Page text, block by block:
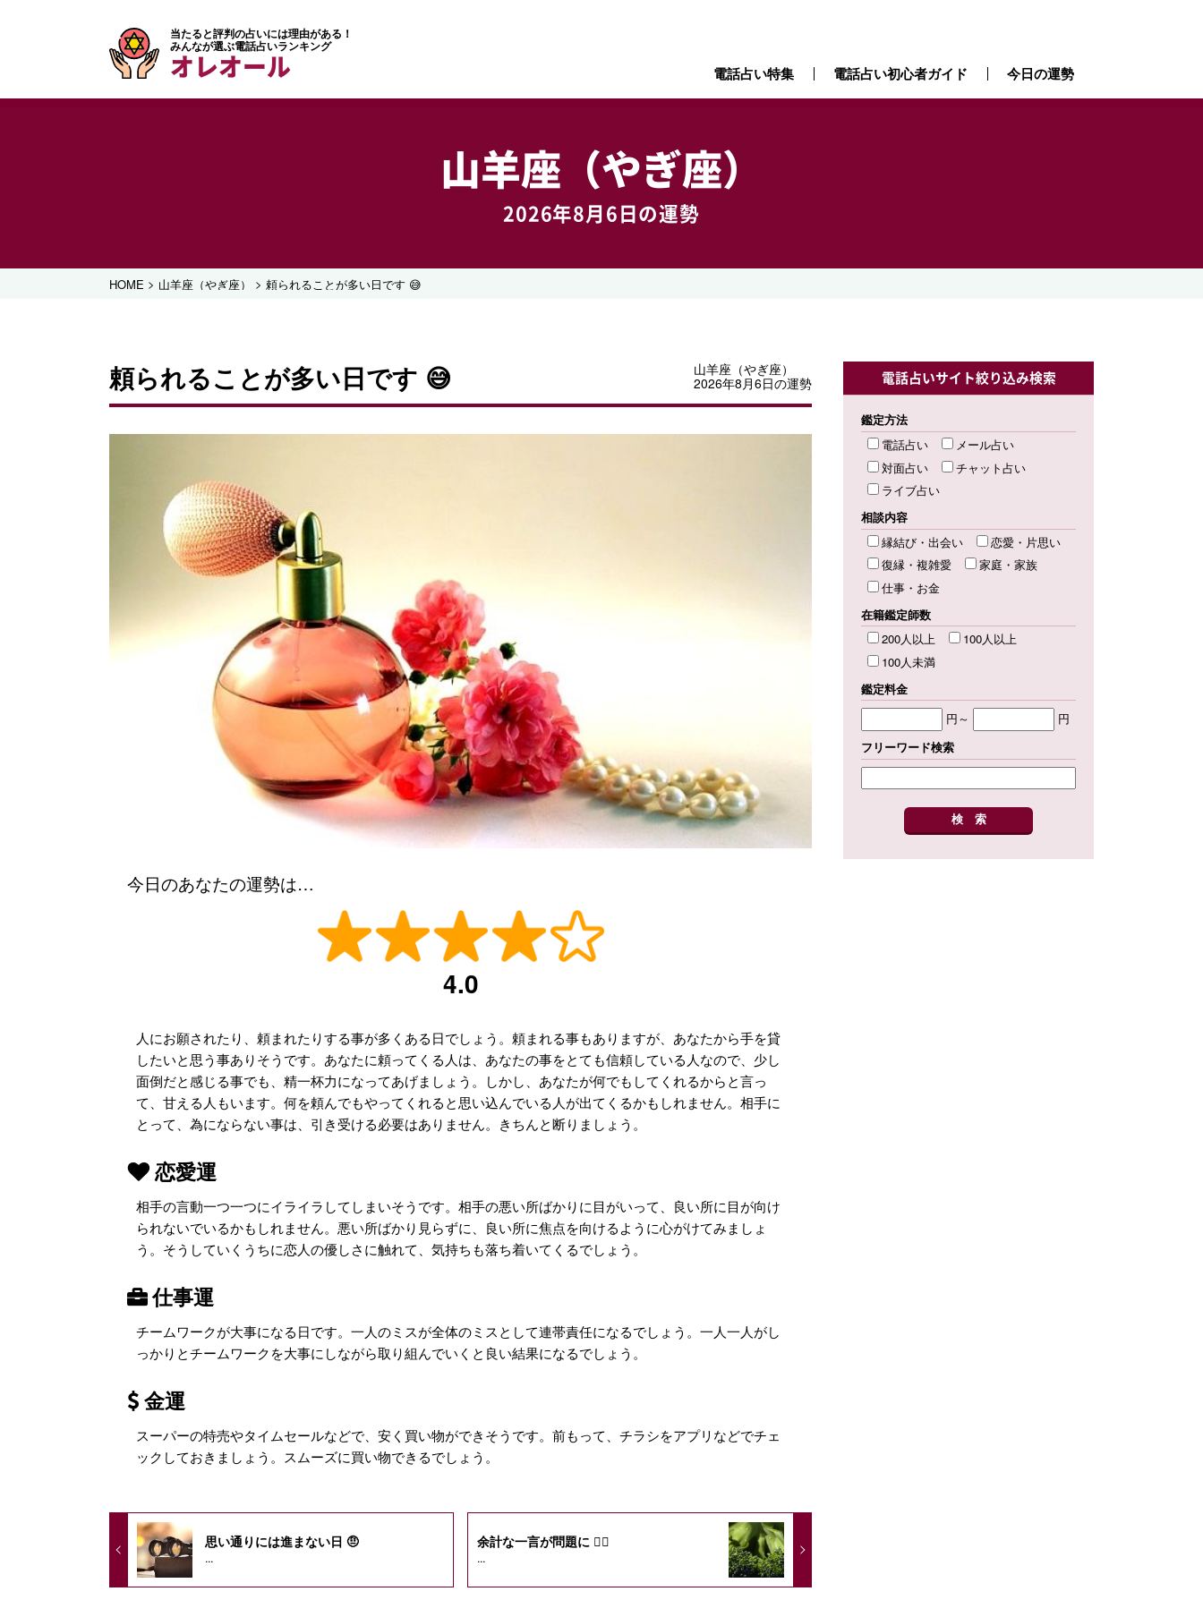
当たると評判の占いには理由がある！
みんなが選ぶ電話占いランキング
オレオール 電話占い特集 電話占い初心者ガイド 今日の運勢
山羊座（やぎ座）
2026年8月6日の運勢
HOME > 山羊座（やぎ座） > 頼られることが多い日です 😅
頼られることが多い日です 😅
山羊座（やぎ座）
2026年8月6日の運勢
今日のあなたの運勢は…
4.0
人にお願されたり、頼まれたりする事が多くある日でしょう。頼まれる事もありますが、あなたから手を貸
したいと思う事ありそうです。あなたに頼ってくる人は、あなたの事をとても信頼している人なので、少し
面倒だと感じる事でも、精一杯力になってあげましょう。しかし、あなたが何でもしてくれるからと言っ
て、甘える人もいます。何を頼んでもやってくれると思い込んでいる人が出てくるかもしれません。相手に
とって、為にならない事は、引き受ける必要はありません。きちんと断りましょう。
恋愛運
相手の言動一つ一つにイライラしてしまいそうです。相手の悪い所ばかりに目がいって、良い所に目が向け
られないでいるかもしれません。悪い所ばかり見らずに、良い所に焦点を向けるように心がけてみましょ
う。そうしていくうちに恋人の優しさに触れて、気持ちも落ち着いてくるでしょう。
仕事運
チームワークが大事になる日です。一人のミスが全体のミスとして連帯責任になるでしょう。一人一人がし
っかりとチームワークを大事にしながら取り組んでいくと良い結果になるでしょう。
金運
スーパーの特売やタイムセールなどで、安く買い物ができそうです。前もって、チラシをアプリなどでチェ
ックしておきましょう。スムーズに買い物できるでしょう。
思い通りには進まない日 🤨
...
余計な一言が問題に 😵‍💫
...
電話占いサイト絞り込み検索
鑑定方法
電話占い
メール占い
対面占い
チャット占い
ライブ占い
相談内容
縁結び・出会い
恋愛・片思い
復縁・複雑愛
家庭・家族
仕事・お金
在籍鑑定師数
200人以上
100人以上
100人未満
鑑定料金
円～
円
フリーワード検索